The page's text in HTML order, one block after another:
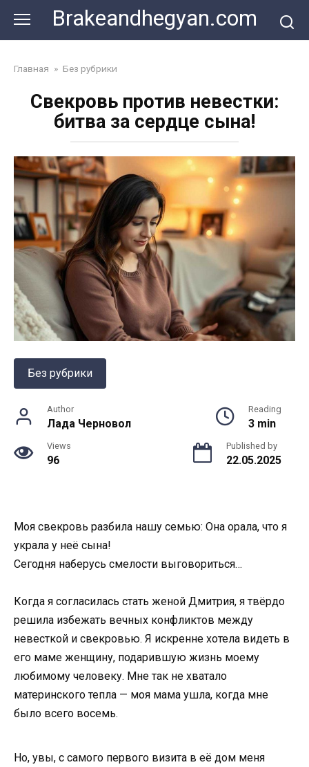
content
Brakeandhegyan.com
Главная » Без рубрики
Свекровь против невестки:
битва за сердце сына!
Без рубрики
Author
Лада Черновол
Reading
3 min
Views
96
Published by
22.05.2025
Моя свекровь разбила нашу семью: Она орала, что я
украла у неё сына!
Сегодня наберусь смелости выговориться…
Когда я согласилась стать женой Дмитрия, я твёрдо
решила избежать вечных конфликтов между
невесткой и свекровью. Я искренне хотела видеть в
его маме женщину, подарившую жизнь моему
любимому человеку. Мне так не хватало
материнского тепла — моя мама ушла, когда мне
было всего восемь.
Но, увы, с самого первого визита в её дом меня